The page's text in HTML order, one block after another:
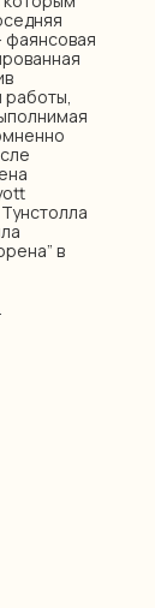
фаянсовая
работы,
в